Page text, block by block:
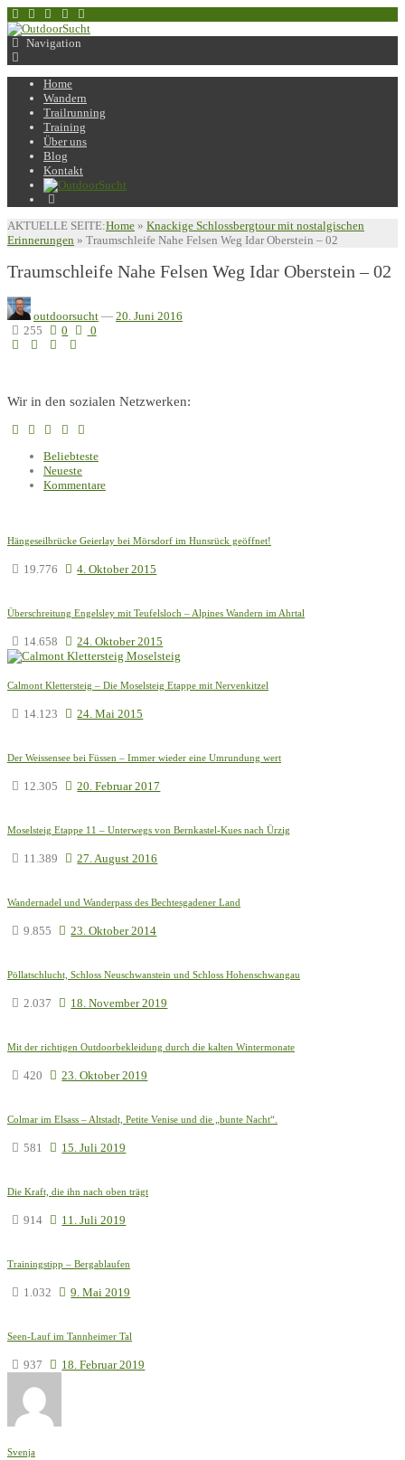
Navigation
Home
Wandern
Trailrunning
Training
Über uns
Blog
Kontakt
AKTUELLE SEITE:Home » Knackige Schlossbergtour mit nostalgischen
Erinnerungen » Traumschleife Nahe Felsen Weg Idar Oberstein – 02
Traumschleife Nahe Felsen Weg Idar Oberstein – 02
outdoorsucht — 20. Juni 2016
255
0 0
Wir in den sozialen Netzwerken:
Beliebteste
Neueste
Kommentare
Hängeseilbrücke Geierlay bei Mörsdorf im Hunsrück geöffnet!
19.776 4. Oktober 2015
Überschreitung Engelsley mit Teufelsloch – Alpines Wandern im Ahrtal
14.658 24. Oktober 2015
Calmont Klettersteig – Die Moselsteig Etappe mit Nervenkitzel
14.123 24. Mai 2015
Der Weissensee bei Füssen – Immer wieder eine Umrundung wert
12.305 20. Februar 2017
Moselsteig Etappe 11 – Unterwegs von Bernkastel-Kues nach Ürzig
11.389 27. August 2016
Wandernadel und Wanderpass des Bechtesgadener Land
9.855 23. Oktober 2014
Pöllatschlucht, Schloss Neuschwanstein und Schloss Hohenschwangau
2.037 18. November 2019
Mit der richtigen Outdoorbekleidung durch die kalten Wintermonate
420 23. Oktober 2019
Colmar im Elsass – Altstadt, Petite Venise und die „bunte Nacht“.
581 15. Juli 2019
Die Kraft, die ihn nach oben trägt
914 11. Juli 2019
Trainingstipp – Bergablaufen
1.032 9. Mai 2019
Seen-Lauf im Tannheimer Tal
937 18. Februar 2019
Svenja